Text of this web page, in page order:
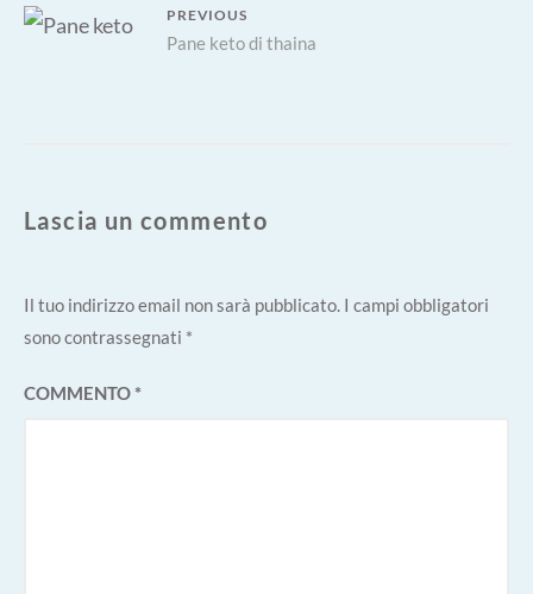
NavigazionePREVIOUS
Pane keto di thaina
Lascia un commento
Il tuo indirizzo email non sarà pubblicato. I campi obbligatori
sono contrassegnati *
COMMENTO*